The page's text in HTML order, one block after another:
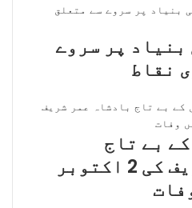
بنیاد پر سروے
نقاط
بے تاج
بادشاہ عمر شریف کی 2 اکتوبر